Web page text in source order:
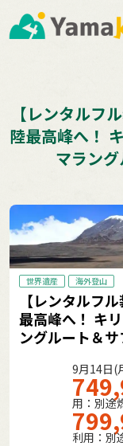
【レンタルフ
陸最高峰へ！
マラン
世界遺産 海外登山
【レンタルフ
最高峰へ！ キ
ングルート＆
9月14日(
用：別途
利用：別